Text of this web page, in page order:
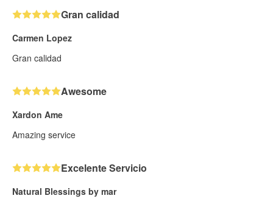
Gran calidad
Carmen Lopez
Gran calidad
Awesome
Xardon Ame
Amazing service
Excelente Servicio
Natural Blessings by mar